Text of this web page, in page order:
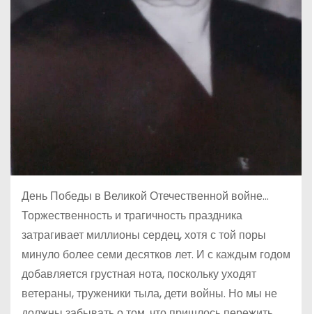
День Победы в Великой Отечественной войне…
Торжественность и трагичность праздника
затрагивает миллионы сердец, хотя с той поры
минуло более семи десятков лет. И с каждым годом
добавляется грустная нота, поскольку уходят
ветераны, труженики тыла, дети войны. Но мы не